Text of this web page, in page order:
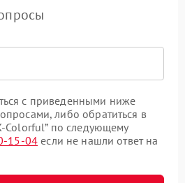
с приведенными ниже
либо обратиться в
Colorful” по следующему
15-04 если не нашли ответ на